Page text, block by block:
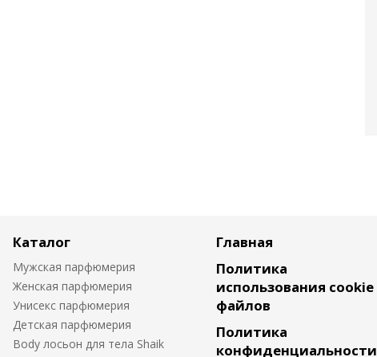
Каталог
Мужская парфюмерия
Женская парфюмерия
Унисекс парфюмерия
Детская парфюмерия
Body лосьон для тела Shaik
Главная
Политика
использования cookie
файлов
Политика
конфиденциальности